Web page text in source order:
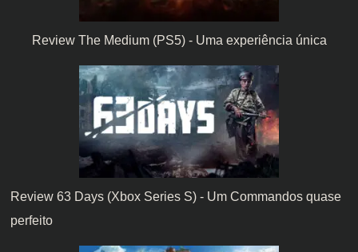
Review The Medium (PS5) - Uma experiência única
Review 63 Days (Xbox Series S) - Um Commandos quase
perfeito